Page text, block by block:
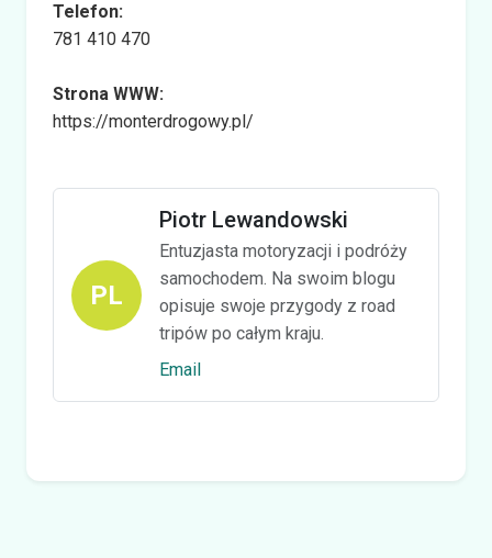
Telefon:
781 410 470
Strona WWW:
https://monterdrogowy.pl/
PL
Piotr Lewandowski
Entuzjasta motoryzacji i podróży
samochodem. Na swoim blogu
opisuje swoje przygody z road
tripów po całym kraju.
Email